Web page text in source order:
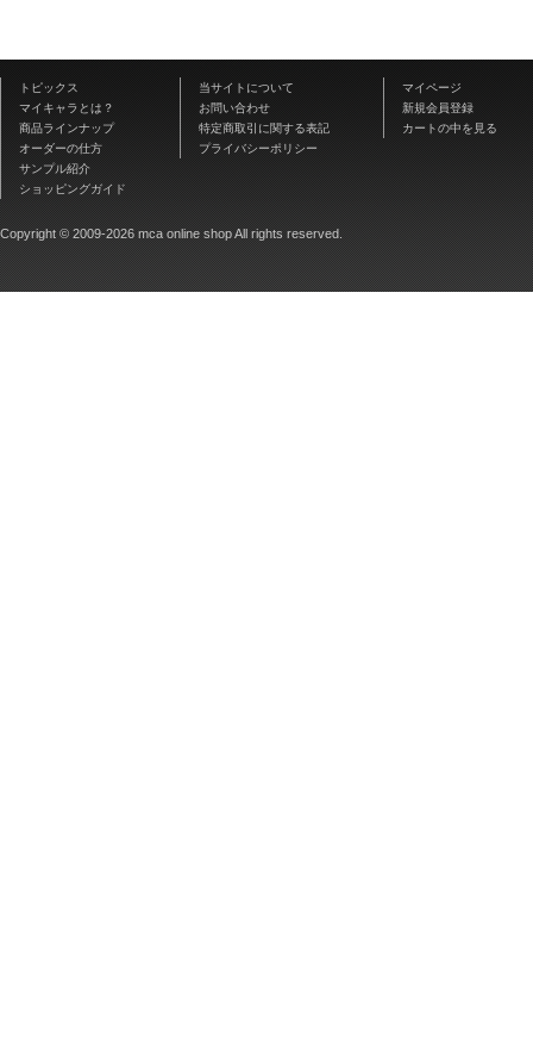
トピックス
マイキャラとは？
商品ラインナップ
オーダーの仕方
サンプル紹介
ショッピングガイド
当サイトについて
お問い合わせ
特定商取引に関する表記
プライバシーポリシー
マイページ
新規会員登録
カートの中を見る
Copyright © 2009-2026 mca online shop All rights reserved.